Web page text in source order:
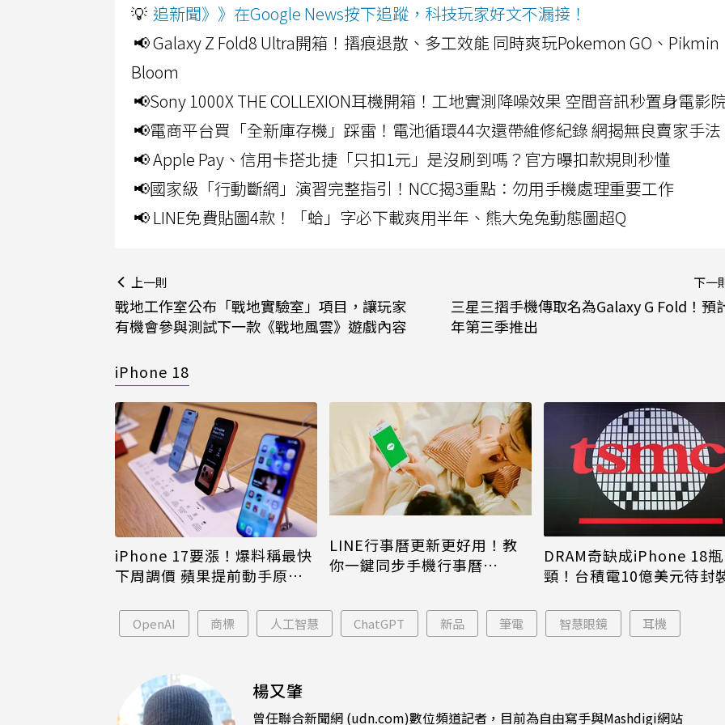
💡 追新聞》》在Google News按下追蹤，科技玩家好文不漏接！
📢 Galaxy Z Fold8 Ultra開箱！摺痕退散、多工效能 同時爽玩Pokemon GO、Pikmin
Bloom
📢Sony 1000X THE COLLEXION耳機開箱！工地實測降噪效果 空間音訊秒置身電影
📢電商平台買「全新庫存機」踩雷！電池循環44次還帶維修紀錄 網揭無良賣家手法
📢 Apple Pay、信用卡搭北捷「只扣1元」是沒刷到嗎？官方曝扣款規則秒懂
📢國家級「行動斷網」演習完整指引！NCC揭3重點：勿用手機處理重要工作
📢 LINE免費貼圖4款！「蛤」字必下載爽用半年、熊大兔兔動態圖超Q
上一則
戰地工作室公布「戰地實驗室」項目，讓玩家
有機會參與測試下一款《戰地風雲》遊戲內容
下一
三星三摺手機傳取名為Galaxy G Fold！預
年第三季推出
iPhone 18
iPhone 17要漲！爆料稱最快
下周調價 蘋果提前動手原因
LINE行事曆更新更好用！教
你一鍵同步手機行事曆
DRAM奇缺成iPhone 18瓶
頸！台積電10億美元待封
OpenAI 商標 人工智慧 ChatGPT 新品 筆電 智慧眼鏡 耳機
楊又肇
曾任聯合新聞網 (udn.com)數位頻道記者，目前為自由寫手與Mashdigi網站